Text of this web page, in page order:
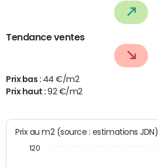
Tendance ventes
Prix bas : 44 €/m2
Prix haut :92 €/m2
Prix au m2 (source : estimations JDN)
120